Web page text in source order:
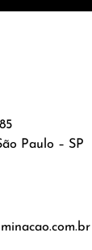
Paulo – SP